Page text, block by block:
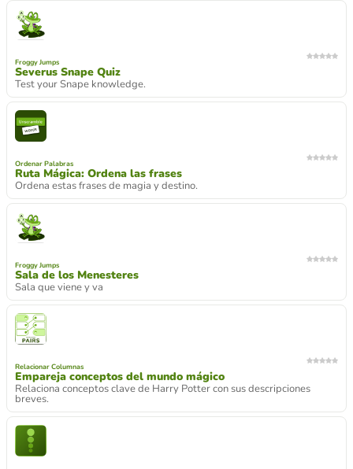
Froggy Jumps
Severus Snape Quiz
Test your Snape knowledge.
Ordenar Palabras
Ruta Mágica: Ordena las frases
Ordena estas frases de magia y destino.
Froggy Jumps
Sala de los Menesteres
Sala que viene y va
Relacionar Columnas
Empareja conceptos del mundo mágico
Relaciona conceptos clave de Harry Potter con sus descripciones
breves.